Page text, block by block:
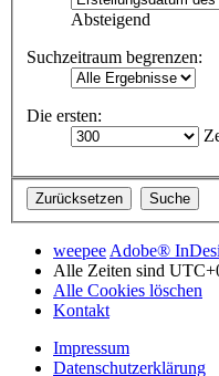
Absteigend
Suchzeitraum begrenzen:
Die ersten:
weepee Adobe®
Alle Zeiten sind
Alle Cookies löschen
Kontakt
Impressum
Datenschutzerklärung